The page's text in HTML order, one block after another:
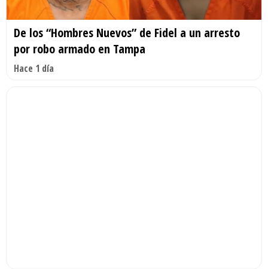
De los “Hombres Nuevos” de Fidel a un arresto
por robo armado en Tampa
Hace 1 día